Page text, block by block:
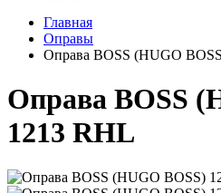
Главная
Оправы
Оправа BOSS (HUGO
Оправа BOSS
1213 RHL